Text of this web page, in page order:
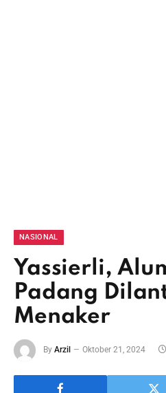
NASIONAL
Yassierli,
Padang
Menaker
By Arzil Oktober 21, 2024